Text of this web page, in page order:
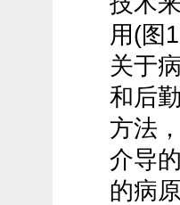
用 (图
关于
和后
方法
介导
的病